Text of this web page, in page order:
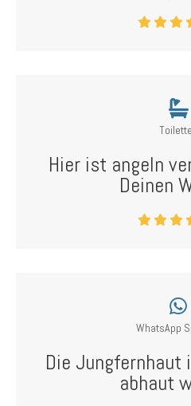
Hier ist angeln
Deinen
WhatsApp
Die Jungfernhaut
abhaut